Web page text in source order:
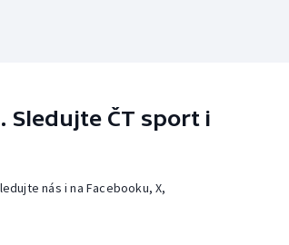
Sledujte ČT sport i
nás i na Facebooku, X,